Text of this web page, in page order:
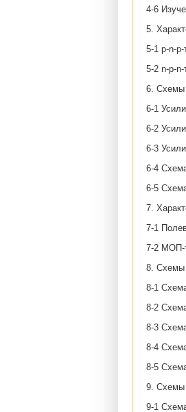
4-6
5.
5-1 p-n-p-
5-2 n-p-n-
6. Схемы
6-1
6-2
6-3
6-4
6-5
7.
7-1
7-2 МОП-
8. Схемы
8-1
8-2
8-3
8-4
8-5
9. Схемы
9-1